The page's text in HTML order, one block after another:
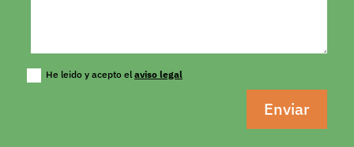
He leido y acepto el aviso legal
Enviar